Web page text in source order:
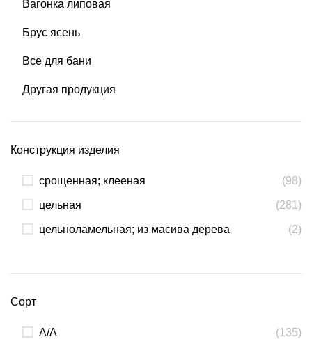
Вагонка липовая
Брус ясень
Все для бани
Другая продукция
Конструкция изделия
срощенная; клееная (98)
цельная (281)
цельноламельная; из масива дерева (2)
Сорт
А/А (135)